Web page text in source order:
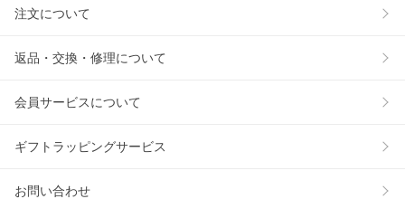
注文について
返品・交換・修理について
会員サービスについて
ギフトラッピングサービス
お問い合わせ